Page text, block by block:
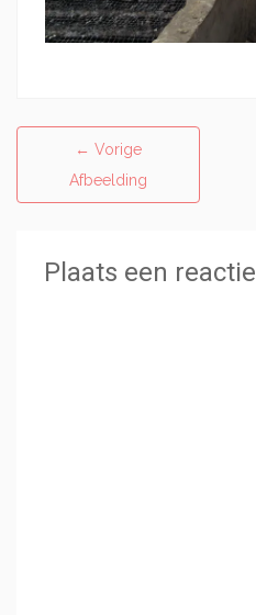
← Vorige
Afbeelding
Plaats een reactie